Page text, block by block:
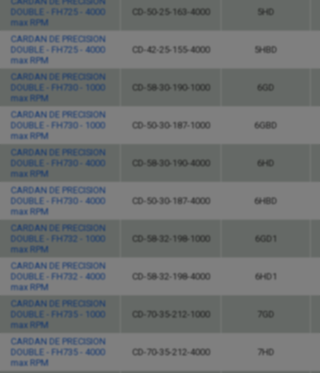
DOUBLE - FH725 - 4000
max RPM
CD-50-25-163-4000 5HD
CARDAN DE PRECISION
DOUBLE - FH725 - 4000
max RPM
CD-42-25-155-4000 5HBD
CARDAN DE PRECISION
DOUBLE - FH730 - 1000
max RPM
CD-58-30-190-1000 6GD
CARDAN DE PRECISION
DOUBLE - FH730 - 1000
max RPM
CD-50-30-187-1000 6GBD
CARDAN DE PRECISION
DOUBLE - FH730 - 4000
max RPM
CD-58-30-190-4000 6HD
CARDAN DE PRECISION
DOUBLE - FH730 - 4000
max RPM
CD-50-30-187-4000 6HBD
CARDAN DE PRECISION
DOUBLE - FH732 - 1000
max RPM
CD-58-32-198-1000 6GD1
CARDAN DE PRECISION
DOUBLE - FH732 - 4000
max RPM
CD-58-32-198-4000 6HD1
CARDAN DE PRECISION
DOUBLE - FH735 - 1000
max RPM
CD-70-35-212-1000 7GD
CARDAN DE PRECISION
DOUBLE - FH735 - 4000
max RPM
CD-70-35-212-4000 7HD